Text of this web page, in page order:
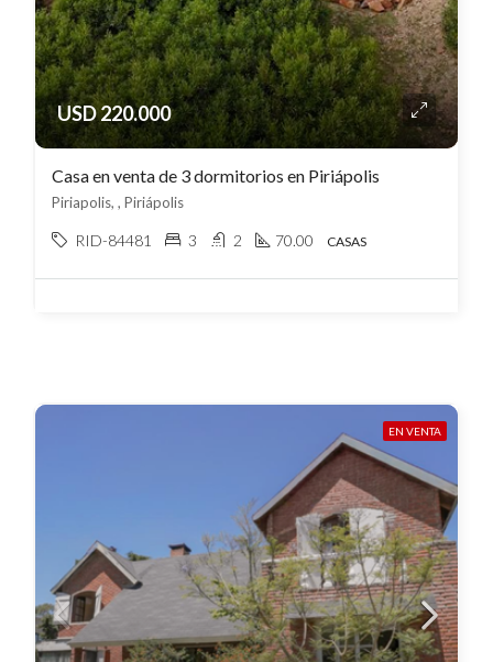
USD 220.000
Casa en venta de 3 dormitorios en Piriápolis
Piriapolis, , Piriápolis
RID-84481 3 2 70.00 CASAS
EN VENTA